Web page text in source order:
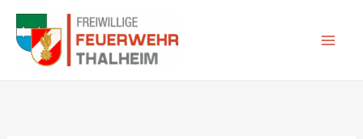
Zum
Inhalt
springen